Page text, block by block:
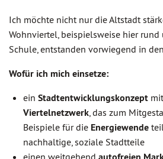
Ich möchte nicht nur die Altstadt
Wohnviertel, beispielsweise hier rund
Schule, entstanden vorwiegend in
Wofür ich mich einsetze:
ein Stadtentwicklungskonzept
Viertelnetzwerk , das zum
Beispiele für die Energiewende
nachhaltige, soziale Stadtteile
einen weitgehend